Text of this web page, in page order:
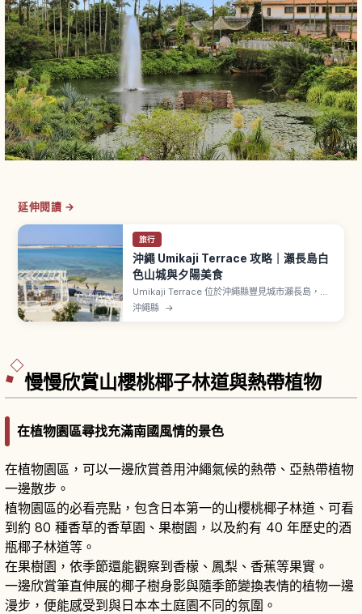
延伸閱讀 →
旅行
沖繩 Umikaji Terrace 攻略｜瀨長島白
色山城與夕陽美食
Umikaji Terrace 位於沖繩縣豐見城市瀨長島，從
那霸機場開車約15分鐘。純白建物沿坡面面向大海
沖繩縣 →
慢慢欣賞山櫻桃椰子林道與熱帶植物
在植物園區尋找充滿南國風情的景色
在植物園區，可以一邊欣賞善用沖繩氣候的熱帶、亞熱帶植物
一邊散步。
植物園區的必看亮點，包含日本第一的山櫻桃椰子林道、可看
到約 80 種香草的香草園、果樹園，以及約有 40 年歷史的酒
瓶椰子林道等。
在果樹園，依季節還能觀察到香檬、鳳梨、香蕉等果實。
一邊欣賞筆直伸展的椰子樹身影與隨季節變換表情的植物一邊
漫步，便能感受到與日本本土庭園不同的氛圍。